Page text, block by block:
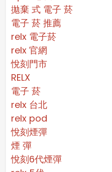
拋棄 式 電子 菸​
電子 菸 推薦
relx 電子菸
relx 官網
悅刻門市
RELX
電子 菸
relx 台北
relx pod
悅刻煙彈
煙 彈
悅刻6代煙彈